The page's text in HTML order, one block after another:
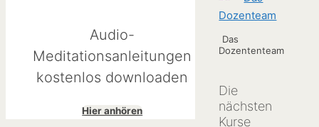
Das
Dozententeam
Die
nächsten
Kurse
Audio-
Meditationsanleitungen
kostenlos downloaden
Hier anhören